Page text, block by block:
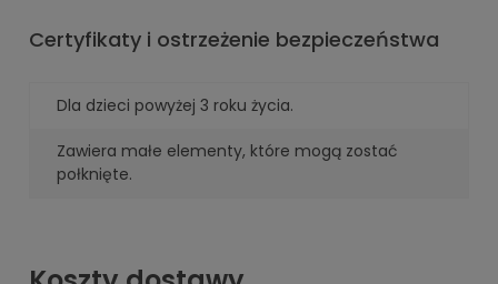
Certyfikaty i ostrzeżenie bezpieczeństwa
Dla dzieci powyżej 3 roku życia.
Zawiera małe elementy, które mogą zostać
połknięte.